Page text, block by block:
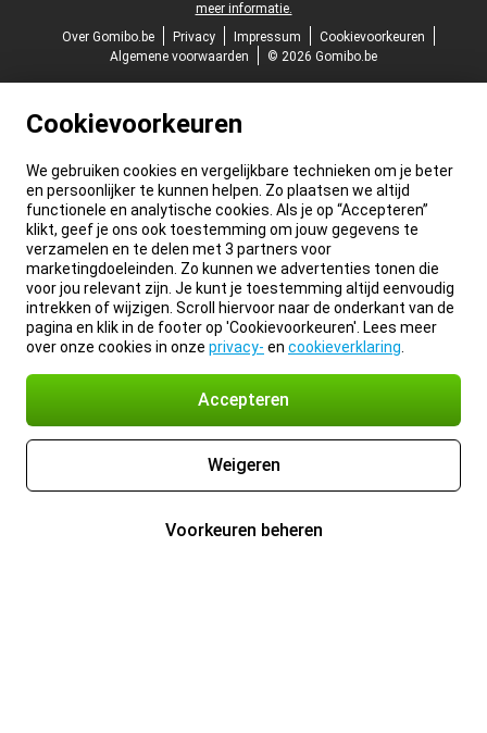
meer informatie.
Over Gomibo.be
Privacy Impressum
Cookievoorkeuren
Algemene voorwaarden
© 2026 Gomibo.be
Cookievoorkeuren
We gebruiken cookies en vergelijkbare technieken om je beter
en persoonlijker te kunnen helpen. Zo plaatsen we altijd
functionele en analytische cookies. Als je op “Accepteren”
klikt, geef je ons ook toestemming om jouw gegevens te
verzamelen en te delen met 3 partners voor
marketingdoeleinden. Zo kunnen we advertenties tonen die
voor jou relevant zijn. Je kunt je toestemming altijd eenvoudig
intrekken of wijzigen. Scroll hiervoor naar de onderkant van de
pagina en klik in de footer op 'Cookievoorkeuren'. Lees meer
over onze cookies in onze privacy- en cookieverklaring
Accepteren
Weigeren
Voorkeuren beheren